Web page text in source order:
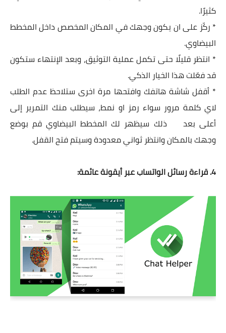
كثيرًا.
* ركّز على ان يكون وجهك في المكان المخصص داخل المخطط
البيضاوي.
* انتظر قليلًا حتى تكمل عملية التوثيق، وبعد الإنتهاء ستكون
قد فعّلت هذا الخيار الذكي.
* أقفل شاشة هاتفك وافتحها مرة اخرى ستلاحظ عدم الطلب
لاي كلمة مرور سواء رمز او نمط، سيطلب منك التمرير إلى
أعلى بعد ذلك سيظهر لك المخطط البيضاوي قم بوضع
وجهك بالمكان وانتظر ثواني معدودة وسيتم فتح القفل.
4. قراءة رسائل الواتساب عبر أيقونة عائمة: